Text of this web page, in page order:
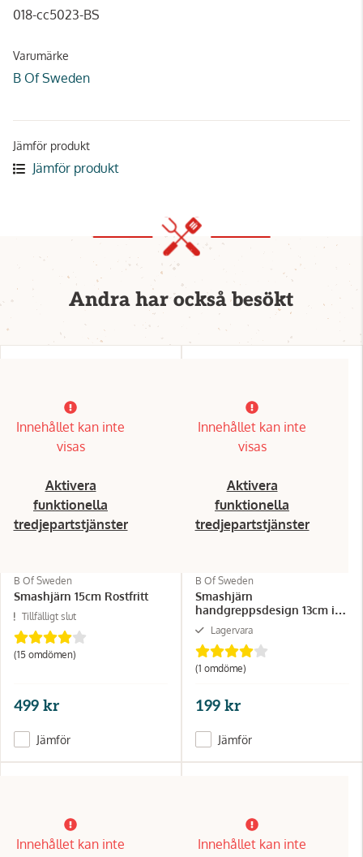
018-cc5023-BS
Varumärke
B Of Sweden
Jämför produkt
Jämför produkt
Andra har också besökt
Innehållet kan inte
visas
Aktivera
funktionella
tredjepartstjänster
B Of Sweden
Smashjärn 15cm Rostfritt
Tillfälligt slut
(15 omdömen)
499 kr
Jämför
Innehållet kan inte
visas
Aktivera
funktionella
tredjepartstjänster
B Of Sweden
Smashjärn
handgreppsdesign 13cm i
rostfritt
Lagervara
(1 omdöme)
199 kr
Jämför
Innehållet kan inte
Innehållet kan inte